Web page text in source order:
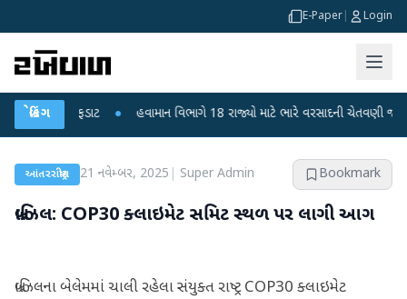
E-Paper Login
બ્રેકિંગ
ફફડાટ હવામાન વિભાગે 18 રાજ્યો માટે ભારે વરસાદની ચેતવણી જારી કરી
આંતરરાષ્ટ્રીય 21 નવેમ્બર, 2025 Super Admin Bookmark
બ્રાઝિલ: COP30 ક્લાઇમેટ સમિટ સ્થળ પર લાગી આગ
બ્રાઝિલના બેલેમમાં ચાલી રહેલા સંયુક્ત રાષ્ટ્ર COP30 ક્લાઇમેટ